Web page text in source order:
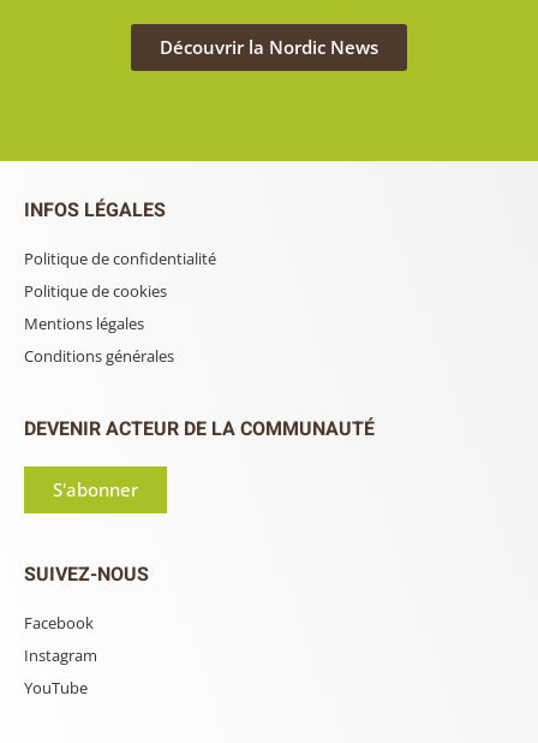
Découvrir la Nordic News
INFOS LÉGALES
Politique de confidentialité
Politique de cookies
Mentions légales
Conditions générales
DEVENIR ACTEUR DE LA COMMUNAUTÉ
S'abonner
SUIVEZ-NOUS
Facebook
Instagram
YouTube